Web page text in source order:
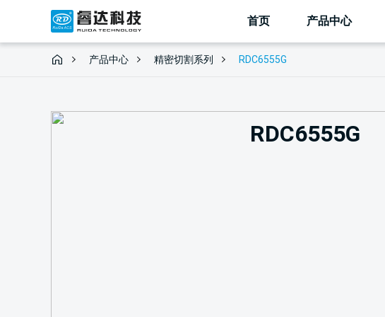
首页 产品中心
产品中心 精密切割系列 RDC6555G
RDC6555G